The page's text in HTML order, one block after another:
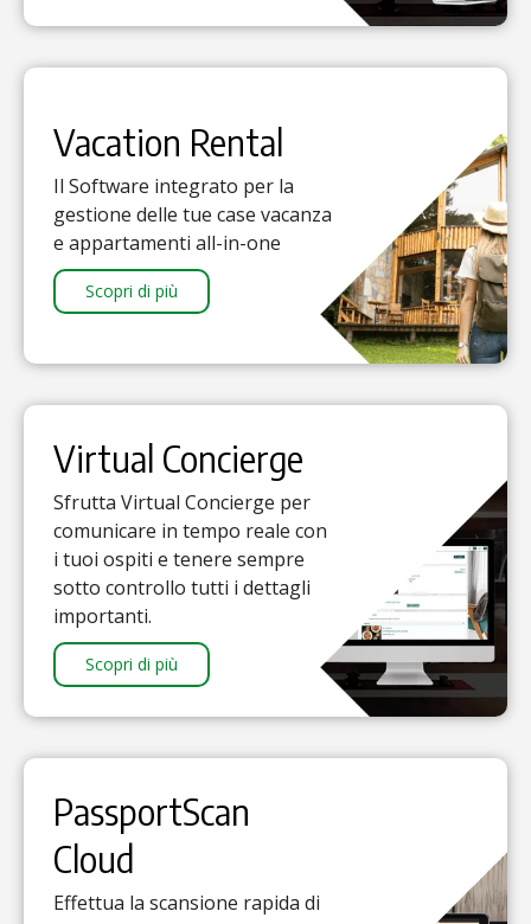
Vacation Rental
Il Software integrato per la
gestione delle tue case vacanza
e appartamenti all-in-one
Scopri di più
Virtual Concierge
Sfrutta Virtual Concierge per
comunicare in tempo reale con
i tuoi ospiti e tenere sempre
sotto controllo tutti i dettagli
importanti.
Scopri di più
PassportScan
Cloud
Effettua la scansione rapida di